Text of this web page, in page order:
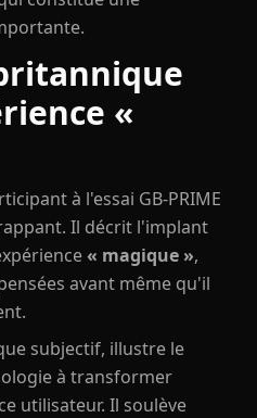
«
à l'essai GB-PRIME
Il décrit l'implant
« magique »,
avant même qu'il
subjectif, illustre le
à transformer
utilisateur. Il soulève